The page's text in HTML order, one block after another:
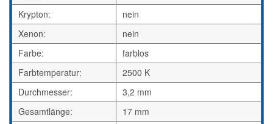
Krypton:
nein
Xenon:
nein
Farbe:
farblos
Farbtemperatur:
2500 K
Durchmesser:
3,2 mm
Gesamtlänge:
17 mm